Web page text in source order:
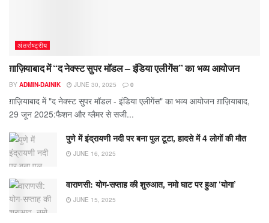
अंतर्राष्ट्रीय
ग़ाज़ियाबाद में “द नेक्स्ट सुपर मॉडल – इंडिया एलीगेंस” का भव्य आयोजन
BY ADMIN-DAINIK JUNE 30, 2025 0
ग़ाज़ियाबाद में "द नेक्स्ट सुपर मॉडल - इंडिया एलीगेंस" का भव्य आयोजन ग़ाज़ियाबाद,
29 जून 2025:फैशन और ग्लैमर से सजी...
पुणे में इंद्रायणी नदी पर बना पुल टूटा, हादसे में 4 लोगों की मौत
JUNE 16, 2025
वाराणसी: योग-सप्ताह की शुरुआत, नमो घाट पर हुआ ‘योगा’
JUNE 15, 2025